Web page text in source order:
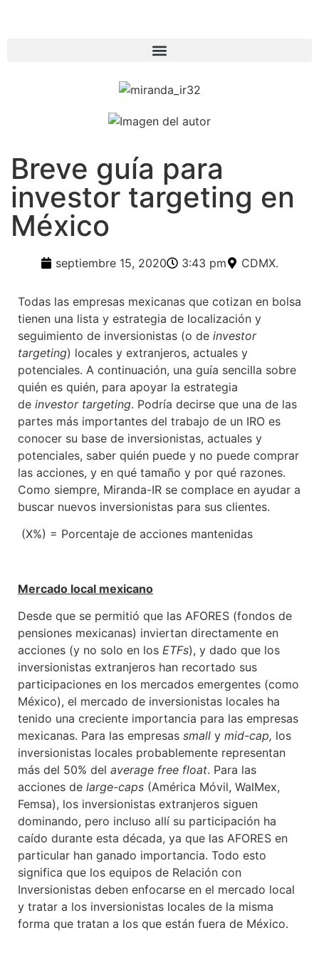
Breve guía para
investor targeting en
México
septiembre 15, 2020 3:43 pm CDMX.
Todas las empresas mexicanas que cotizan en bolsa
tienen una lista y estrategia de localización y
seguimiento de inversionistas (o de investor
targeting) locales y extranjeros, actuales y
potenciales. A continuación, una guía sencilla sobre
quién es quién, para apoyar la estrategia
de investor targeting. Podría decirse que una de las
partes más importantes del trabajo de un IRO es
conocer su base de inversionistas, actuales y
potenciales, saber quién puede y no puede comprar
las acciones, y en qué tamaño y por qué razones.
Como siempre, Miranda-IR se complace en ayudar a
buscar nuevos inversionistas para sus clientes.
(X%) = Porcentaje de acciones mantenidas
Mercado local mexicano
Desde que se permitió que las AFORES (fondos de
pensiones mexicanas) inviertan directamente en
acciones (y no solo en los ETFs), y dado que los
inversionistas extranjeros han recortado sus
participaciones en los mercados emergentes (como
México), el mercado de inversionistas locales ha
tenido una creciente importancia para las empresas
mexicanas. Para las empresas small y mid-cap, los
inversionistas locales probablemente representan
más del 50% del average free float. Para las
acciones de large-caps (América Móvil, WalMex,
Femsa), los inversionistas extranjeros siguen
dominando, pero incluso allí su participación ha
caído durante esta década, ya que las AFORES en
particular han ganado importancia. Todo esto
significa que los equipos de Relación con
Inversionistas deben enfocarse en el mercado local
y tratar a los inversionistas locales de la misma
forma que tratan a los que están fuera de México.